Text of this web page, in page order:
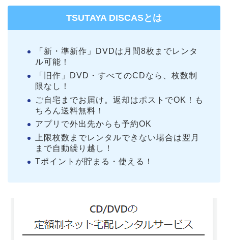
TSUTAYA DISCASとは
「新・準新作」DVDは月間8枚までレンタ
ル可能！
「旧作」DVD・すべてのCDなら、枚数制
限なし！
ご自宅までお届け。返却はポストでOK！も
ちろん送料無料！
アプリで外出先からも予約OK
上限枚数までレンタルできない場合は翌月
まで自動繰り越し！
Tポイントが貯まる・使える！